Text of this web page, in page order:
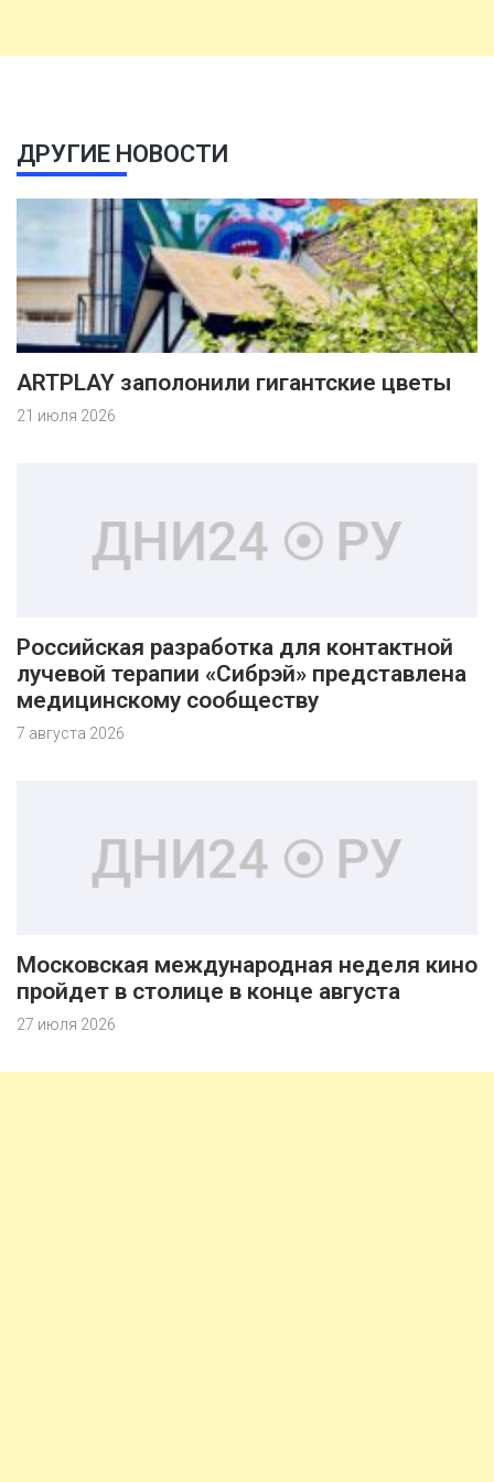
ДРУГИЕ НОВОСТИ
ARTPLAY заполонили гигантские цветы
21 июля 2026
Российская разработка для контактной
лучевой терапии «Сибрэй» представлена
медицинскому сообществу
7 августа 2026
Московская международная неделя кино
пройдет в столице в конце августа
27 июля 2026